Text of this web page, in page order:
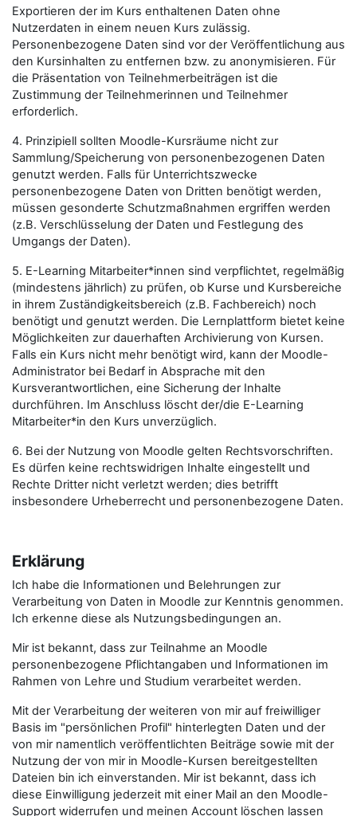
Exportieren der im Kurs enthaltenen Daten ohne
Nutzerdaten in einem neuen Kurs zulässig.
Personenbezogene Daten sind vor der Veröffentlichung aus
den Kursinhalten zu entfernen bzw. zu anonymisieren. Für
die Präsentation von Teilnehmerbeiträgen ist die
Zustimmung der Teilnehmerinnen und Teilnehmer
erforderlich.
4. Prinzipiell sollten Moodle-Kursräume nicht zur
Sammlung/Speicherung von personenbezogenen Daten
genutzt werden. Falls für Unterrichtszwecke
personenbezogene Daten von Dritten benötigt werden,
müssen gesonderte Schutzmaßnahmen ergriffen werden
(z.B. Verschlüsselung der Daten und Festlegung des
Umgangs der Daten).
5. E-Learning Mitarbeiter*innen sind verpflichtet, regelmäßig
(mindestens jährlich) zu prüfen, ob Kurse und Kursbereiche
in ihrem Zuständigkeitsbereich (z.B. Fachbereich) noch
benötigt und genutzt werden. Die Lernplattform bietet keine
Möglichkeiten zur dauerhaften Archivierung von Kursen.
Falls ein Kurs nicht mehr benötigt wird, kann der Moodle-
Administrator bei Bedarf in Absprache mit den
Kursverantwortlichen, eine Sicherung der Inhalte
durchführen. Im Anschluss löscht der/die E-Learning
Mitarbeiter*in den Kurs unverzüglich.
6. Bei der Nutzung von Moodle gelten Rechtsvorschriften.
Es dürfen keine rechtswidrigen Inhalte eingestellt und
Rechte Dritter nicht verletzt werden; dies betrifft
insbesondere Urheberrecht und personenbezogene Daten.
Erklärung
Ich habe die Informationen und Belehrungen zur
Verarbeitung von Daten in Moodle zur Kenntnis genommen.
Ich erkenne diese als Nutzungsbedingungen an.
Mir ist bekannt, dass zur Teilnahme an Moodle
personenbezogene Pflichtangaben und Informationen im
Rahmen von Lehre und Studium verarbeitet werden.
Mit der Verarbeitung der weiteren von mir auf freiwilliger
Basis im "persönlichen Profil" hinterlegten Daten und der
von mir namentlich veröffentlichten Beiträge sowie mit der
Nutzung der von mir in Moodle-Kursen bereitgestellten
Dateien bin ich einverstanden. Mir ist bekannt, dass ich
diese Einwilligung jederzeit mit einer Mail an den Moodle-
Support widerrufen und meinen Account löschen lassen